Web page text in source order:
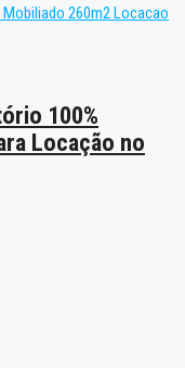
100%
Locação no